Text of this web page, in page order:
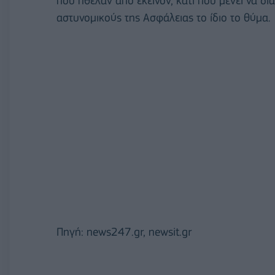
αστυνομικούς της Ασφάλειας το ίδιο το θύμα.
Πηγή: news247.gr, newsit.gr